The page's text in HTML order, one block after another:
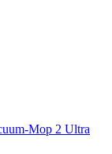
Mop 2 Ultra